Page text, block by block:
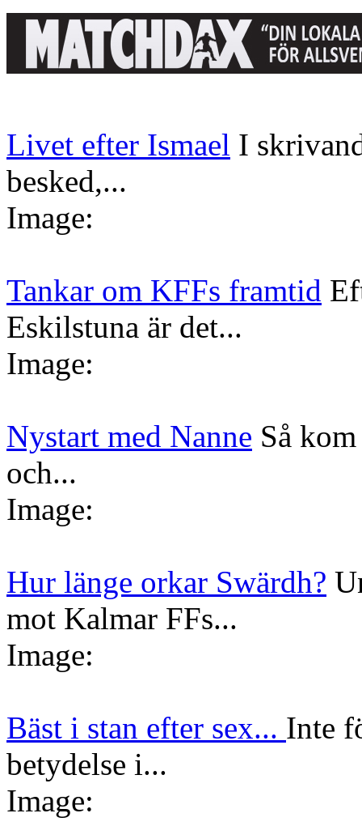
Livet efter Ismael I
besked,...
Image:
Tankar om KFFs framtid
Eskilstuna är det...
Image:
Nystart med Nanne Så
och...
Image:
Hur länge orkar Swärdh?
mot Kalmar FFs...
Image:
Bäst i stan efter sex... Inte
betydelse i...
Image: